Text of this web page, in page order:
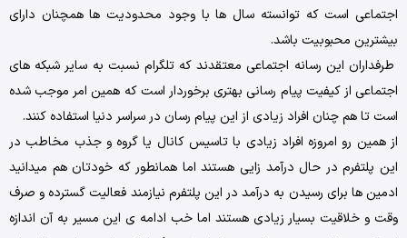
اجتماعی است که توانسته سال ها با وجود محدودیت ها همچنان دارای
بیشترین محبوبیت باشد.
طرفداران این رسانه اجتماعی معتقدند که تلگرام نسبت به سایر شبکه های
اجتماعی از کیفیت پیام رسانی بهتری برخوردار است که همین امر موجب شده
است تا هم چنان افراد زیادی از این پیام رسان در سراسر دنیا استفاده کنند.
از همین رو امروزه افراد زیادی با تاسیس کانال یا گروه و جذب مخاطب در
این پلتفرم در حال درآمد زایی هستند اما همانطور که خودتان هم میدانید
ادمین ها برای رسیدن به درآمد در این پلتفرم نیازمند فعالیت گسترده و صرف
وقت و خلاقیت بسیار زیادی هستند اما خب ادامه ی این مسیر به آن اندازه